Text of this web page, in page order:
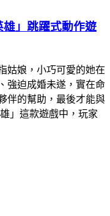
」跳躍式動作遊
姑娘，小巧可愛的她在
強迫成婚未遂，實在命
伴的幫助，最後才能與
」這款遊戲中，玩家